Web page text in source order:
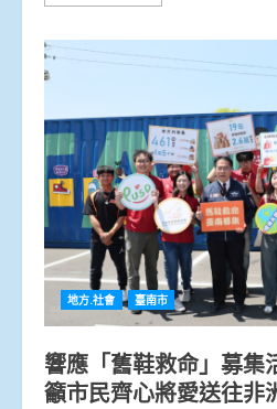
地方.社會 臺南市
響應「舊鞋救命」募集
籲市民齊心將愛送往非